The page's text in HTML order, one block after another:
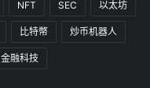
NFT SEC 以太坊
比特幣 炒币机器人
金融科技